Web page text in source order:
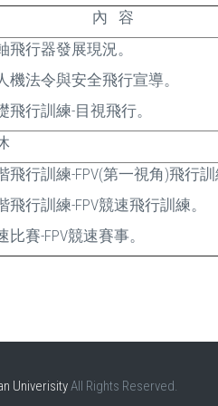
內 容
飛行器發展現況。
機法令與安全飛行宣導。
飛行訓練-目視飛行。
飛行訓練-FPV(第一視角)飛行
飛行訓練-FPV競速飛行訓練。
比賽-FPV競速賽事。
UniverisityAll Rights Reserved.